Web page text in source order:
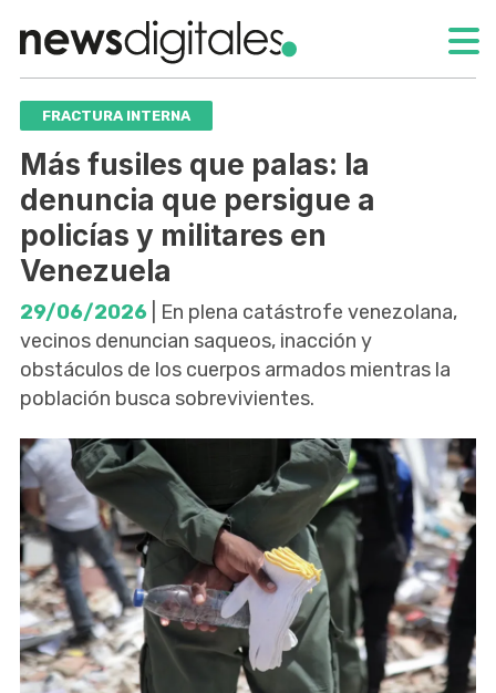
FRACTURA INTERNA
Más fusiles que palas: la
denuncia que persigue a
policías y militares en
Venezuela
29/06/2026 | En plena catástrofe venezolana,
vecinos denuncian saqueos, inacción y
obstáculos de los cuerpos armados mientras la
población busca sobrevivientes.